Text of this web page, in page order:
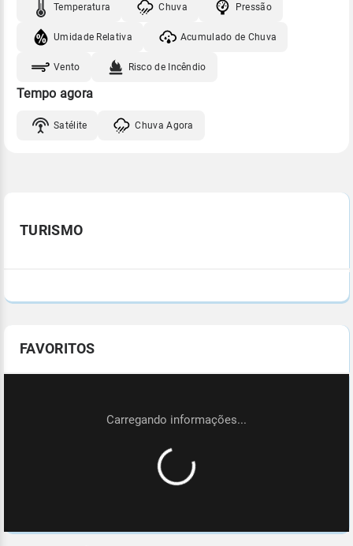
Temperatura Chuva Pressão
Umidade Relativa Acumulado de Chuva
Vento Risco de Incêndio
Tempo agora
Satélite Chuva Agora
TURISMO
FAVORITOS